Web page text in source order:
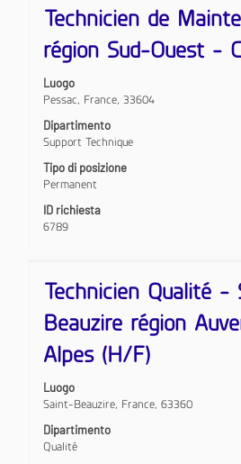
Titolo
Technicien de
région Sud-Ouest -
Luogo
Pessac, France, 33604
Dipartimento
Support Technique
Tipo di posizione
Permanent
ID richiesta
6789
Effettuare
una
selezione
con
la
barra
spaziatrice
per
visualizzare
contenuti
integrali
delle
informazioni
Titolo
Technicien Qualité -
Beauzire région
Alpes (H/F)
Luogo
Saint-Beauzire, France, 63360
Dipartimento
Qualité
Effettuare
una
selezione
con
la
barra
spaziatrice
per
visualizzare
i
contenuti